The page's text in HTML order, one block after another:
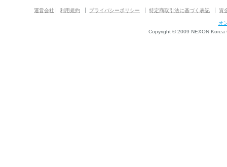
運営会社 利用規約 プライバシーポリシー 特定商取引法に基づく表記 資
オ
Copyright © 2009 NEXON Korea